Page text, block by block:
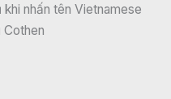
nhấn tên Vietnamese
Cothen